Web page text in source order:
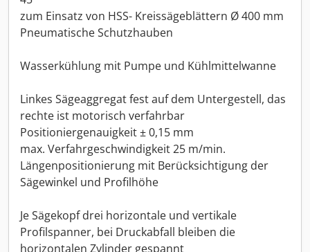
zum Einsatz von HSS- Kreissägeblättern Ø 400 mm
Pneumatische Schutzhauben
Wasserkühlung mit Pumpe und Kühlmittelwanne
Linkes Sägeaggregat fest auf dem Untergestell, das
rechte ist motorisch verfahrbar
Positioniergenauigkeit ± 0,15 mm
max. Verfahrgeschwindigkeit 25 m/min.
Längenpositionierung mit Berücksichtigung der
Sägewinkel und Profilhöhe
Je Sägekopf drei horizontale und vertikale
Profilspanner, bei Druckabfall bleiben die
horizontalen Zylinder gespannt